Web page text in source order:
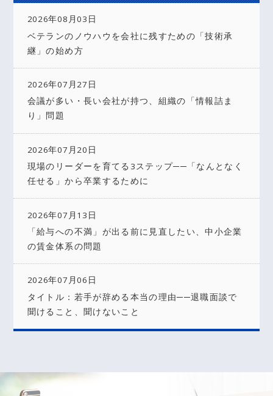
2026年08月03日
ベテランのノウハウを会社に残すための「技術承
継」の始め方
2026年07月27日
会議が多い・長い会社が持つ、組織の「情報詰ま
り」問題
2026年07月20日
現場のリーダーを育てる3ステップ──「なんとなく
任せる」から卒業するために
2026年07月13日
「給与への不満」が出る前に見直したい、中小企業
の賃金体系の問題
2026年07月06日
タイトル：若手が辞める本当の理由──退職面談で
聞けること、聞けないこと